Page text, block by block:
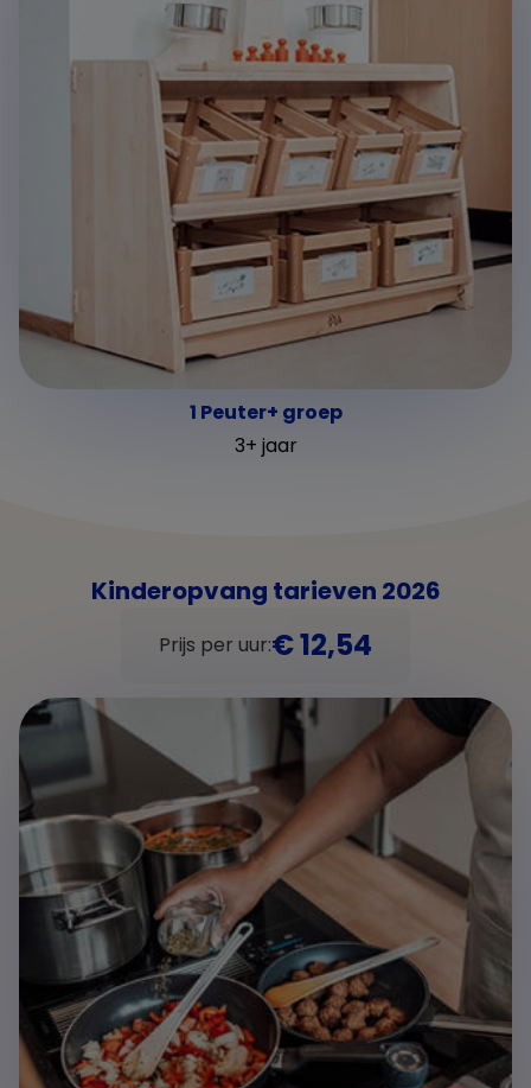
1 Peuter+ groep
3+ jaar
Kinderopvang tarieven 2026
Prijs per uur:€ 12,54